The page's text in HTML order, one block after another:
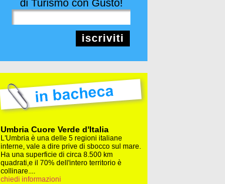
di Turismo con Gusto!
iscriviti
Umbria Cuore Verde d'Italia
L'Umbria è una delle 5 regioni italiane
interne, vale a dire prive di sbocco sul mare.
Ha una superficie di circa 8.500 km
quadrati,e il 70% dell'intero territorio è
collinare....
chiedi informazioni